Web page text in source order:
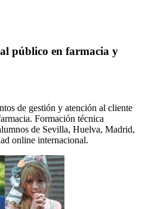
público en farmacia y
de gestión y atención al cliente
Formación técnica
de Sevilla, Huelva, Madrid,
online internacional.